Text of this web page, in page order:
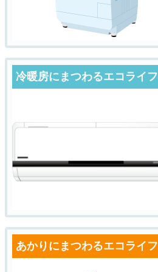
冷暖房にまつわるエコライフ
あかりにまつわるエコライフ